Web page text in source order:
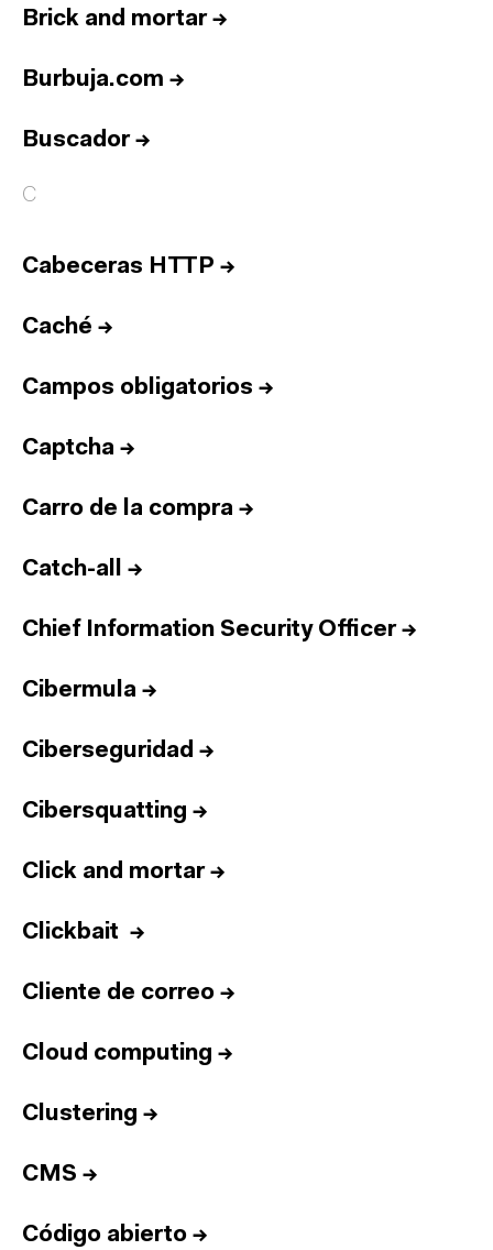
Brick and mortar→
Burbuja.com →
Buscador→
C
Cabeceras HTTP →
Caché →
Campos obligatorios →
Captcha →
Carro de la compra →
Catch-all →
Chief Information Security Officer→
Cibermula →
Ciberseguridad →
Cibersquatting →
Click and mortar→
Clickbait →
Cliente de correo →
Cloud computing →
Clustering →
CMS →
Código abierto →